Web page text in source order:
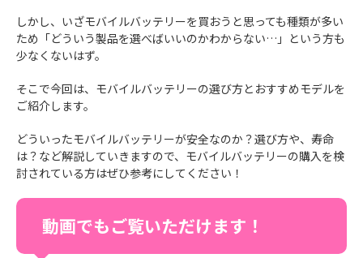
しかし、いざモバイルバッテリーを買おうと思っても種類が多い
ため「どういう製品を選べばいいのかわからない…」という方も
少なくないはず。
そこで今回は、モバイルバッテリーの選び方とおすすめモデルを
ご紹介します。
どういったモバイルバッテリーが安全なのか？選び方や、寿命
は？など解説していきますので、モバイルバッテリーの購入を検
討されている方はぜひ参考にしてください！
動画でもご覧いただけます！